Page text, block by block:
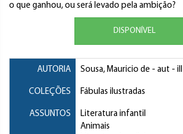
o que ganhou, ou será levado pela ambição?
DISPONÍVEL
AUTORIA Sousa, Mauricio de - aut - ill
COLEÇÕES Fábulas ilustradas
ASSUNTOS
Literatura infantil
Animais